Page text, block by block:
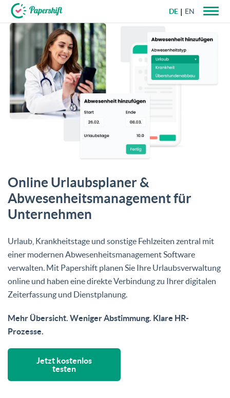
+49 721 50 95 79 69
DE EN
Online Urlaubsplaner &
Abwesenheitsmanagement für
Unternehmen
Urlaub, Krankheitstage und sonstige Fehlzeiten zentral mit
einer modernen Abwesenheitsmanagement Software
verwalten. Mit Papershift planen Sie Ihre Urlaubsverwaltung
online und haben eine direkte Verbindung zu Ihrer digitalen
Zeiterfassung und Dienstplanung.
Mehr Übersicht. Weniger Abstimmung. Klare HR-
Prozesse.
Jetzt kostenlos
testen